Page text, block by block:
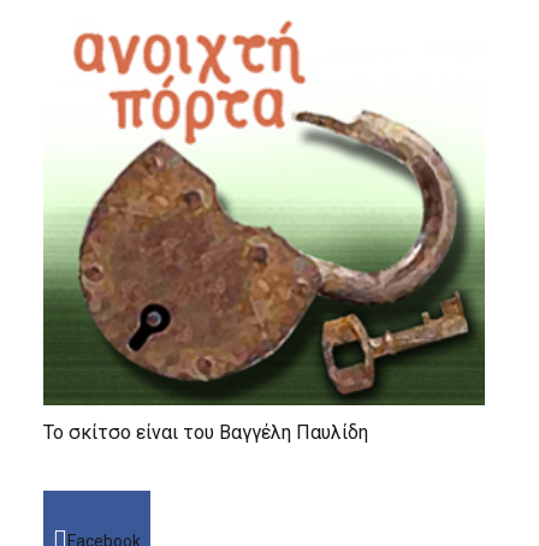
Το σκίτσο είναι του Βαγγέλη Παυλίδη
Facebook